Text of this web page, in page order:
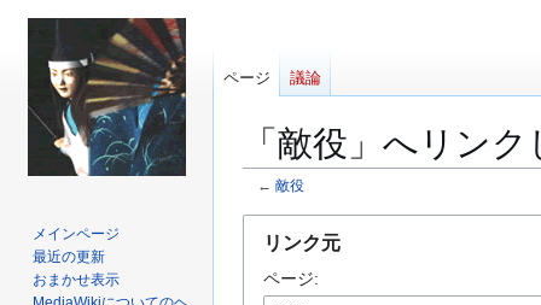
「敵役」へリン
← 敵役
リンク元
ページ:
ページ 議論
メインページ
最近の更新
おまかせ表示